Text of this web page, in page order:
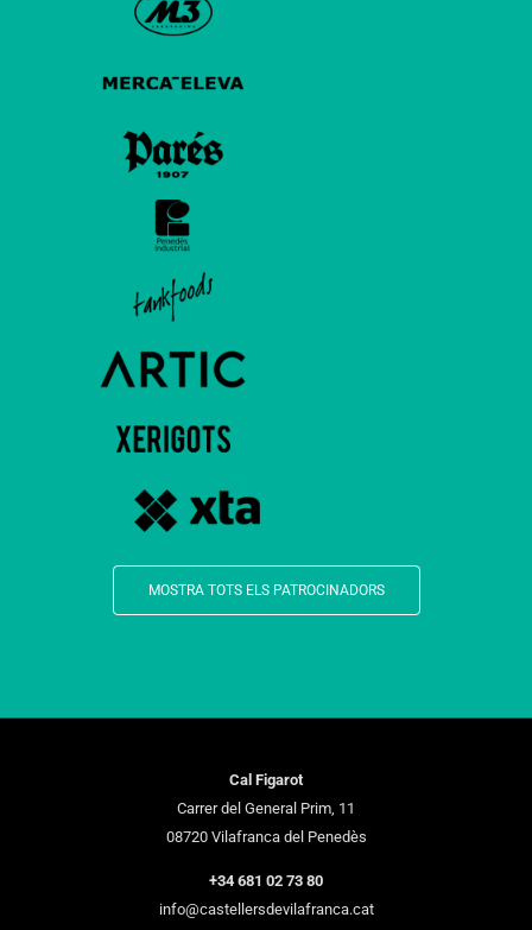
MOSTRA TOTS ELS PATROCINADORS
Cal Figarot
Carrer del General Prim, 11
08720 Vilafranca del Penedès
+34 681 02 73 80
info@castellersdevilafranca.cat